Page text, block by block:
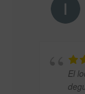
El